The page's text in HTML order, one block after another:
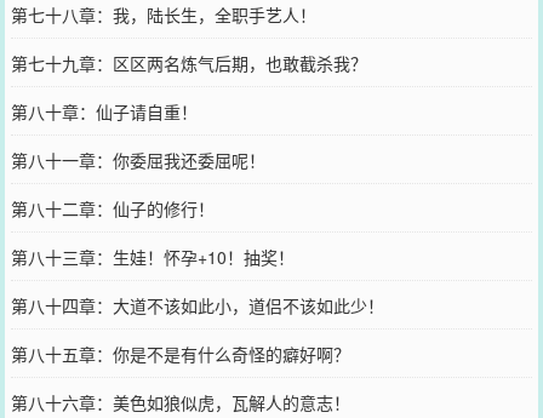
第七十八章：我，陆长生，全职手艺人！
第七十九章：区区两名炼气后期，也敢截杀我？
第八十章：仙子请自重！
第八十一章：你委屈我还委屈呢！
第八十二章：仙子的修行！
第八十三章：生娃！怀孕+10！抽奖！
第八十四章：大道不该如此小，道侣不该如此少！
第八十五章：你是不是有什么奇怪的癖好啊？
第八十六章：美色如狼似虎，瓦解人的意志！